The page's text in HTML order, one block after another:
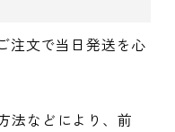
注文で当日発送を心
法などにより、前